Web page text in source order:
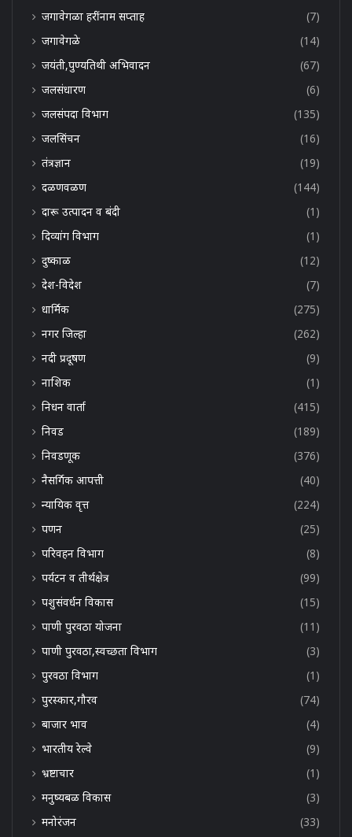
जगावेगळा हरींनाम सप्ताह
(7)
जगावेगळे
(14)
जयंती,पुण्यतिथी अभिवादन
(67)
जलसंधारण
(6)
जलसंपदा विभाग
(135)
जलसिंचन
(16)
तंत्रज्ञान
(19)
दळणवळण
(144)
दारू उत्पादन व बंदी
(1)
दिव्यांग विभाग
(1)
दुष्काळ
(12)
देश-विदेश
(7)
धार्मिक
(275)
नगर जिल्हा
(262)
नदी प्रदूषण
(9)
नाशिक
(1)
निधन वार्ता
(415)
निवड
(189)
निवडणूक
(376)
नैसर्गिक आपत्ती
(40)
न्यायिक वृत्त
(224)
पणन
(25)
परिवहन विभाग
(8)
पर्यटन व तीर्थक्षेत्र
(99)
पशुसंवर्धन विकास
(15)
पाणी पुरवठा योजना
(11)
पाणी पुरवठा,स्वच्छता विभाग
(3)
पुरवठा विभाग
(1)
पुरस्कार,गौरव
(74)
बाजार भाव
(4)
भारतीय रेल्वे
(9)
भ्रष्टाचार
(1)
मनुष्यबळ विकास
(3)
मनोरंजन
(33)